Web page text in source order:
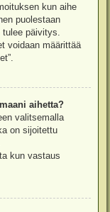
kun aihe
puolestaan
päivitys.
voidaan määrittää
aihetta?
valitsemalla
on sijoitettu
kun vastaus